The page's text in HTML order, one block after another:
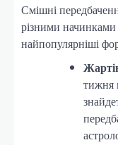
Смішні
різними
найпопулярніші
тижня